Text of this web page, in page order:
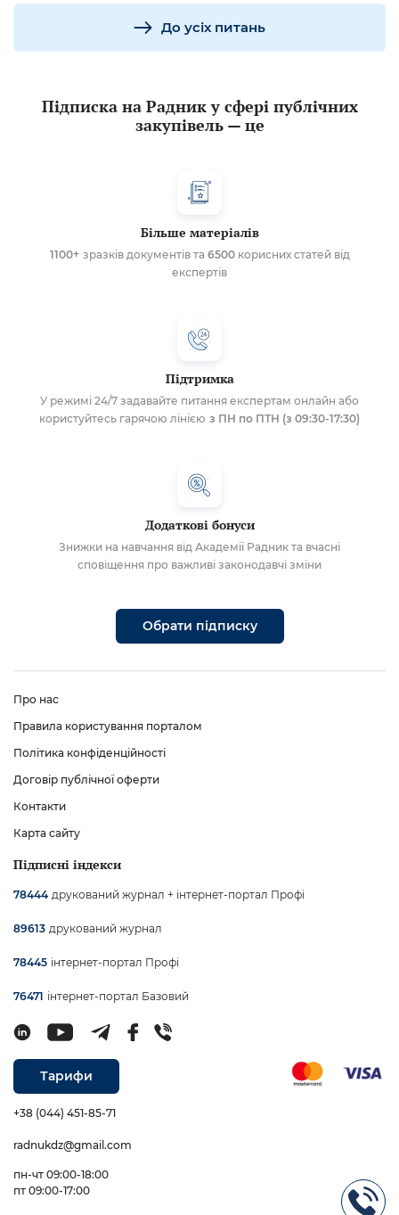
До усіх питань
Підписка на Радник у сфері публічних
закупівель — це
Більше матеріалів
1100+ зразків документів та 6500корисних статей від
експертів
Підтримка
У режимі 24/7 задавайте питання експертам онлайн або
користуйтесь гарячою лінією з ПН по ПТН (з 09:30-17:30)
Додаткові бонуси
Знижки на навчання від Академії Радник та вчасні
сповіщення про важливі законодавчі зміни
Обрати підписку
Про нас
Правила користування порталом
Політика конфіденційності
Договір публічної оферти
Контакти
Карта сайту
Підписні індекси
78444 друкований журнал + інтернет-портал Профі
89613 друкований журнал
78445 інтернет-портал Профі
76471 інтернет-портал Базовий
Тарифи
+38 (044) 451-85-71
radnukdz@gmail.com
пн-чт 09:00-18:00
пт 09:00-17:00